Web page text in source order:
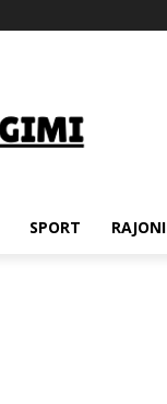
SPORT RAJONI